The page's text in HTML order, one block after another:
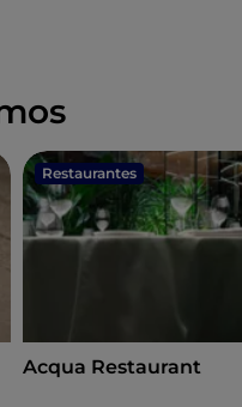
gusta
Restaurantes
Acqua Restaurant